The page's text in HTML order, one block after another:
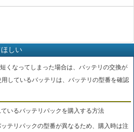
しい
くなってしまった場合は、バッテリの交換が
しているバッテリは、バッテリの型番を確認
いるバッテリパックを購入する方法
テリパックの型番が異なるため、購入時は注